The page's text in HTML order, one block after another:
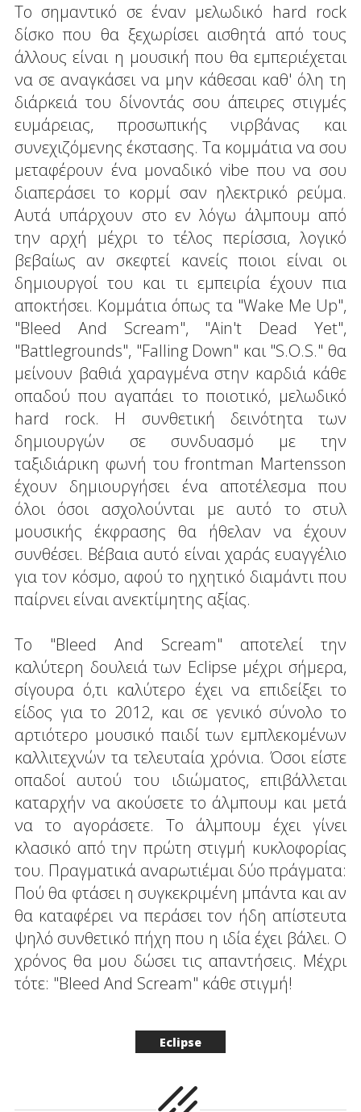
Το σημαντικό σε έναν μελωδικό hard rock
δίσκο που θα ξεχωρίσει αισθητά από τους
άλλους είναι η μουσική που θα εμπεριέχεται
να σε αναγκάσει να μην κάθεσαι καθ' όλη τη
διάρκειά του δίνοντάς σου άπειρες στιγμές
ευμάρειας, προσωπικής νιρβάνας και
συνεχιζόμενης έκστασης. Τα κομμάτια να σου
μεταφέρουν ένα μοναδικό vibe που να σου
διαπεράσει το κορμί σαν ηλεκτρικό ρεύμα.
Αυτά υπάρχουν στο εν λόγω άλμπουμ από
την αρχή μέχρι το τέλος περίσσια, λογικό
βεβαίως αν σκεφτεί κανείς ποιοι είναι οι
δημιουργοί του και τι εμπειρία έχουν πια
αποκτήσει. Κομμάτια όπως τα "Wake Me Up",
"Bleed And Scream", "Ain't Dead Yet",
"Battlegrounds", "Falling Down" και "S.O.S." θα
μείνουν βαθιά χαραγμένα στην καρδιά κάθε
οπαδού που αγαπάει το ποιοτικό, μελωδικό
hard rock. Η συνθετική δεινότητα των
δημιουργών σε συνδυασμό με την
ταξιδιάρικη φωνή του frontman Martensson
έχουν δημιουργήσει ένα αποτέλεσμα που
όλοι όσοι ασχολούνται με αυτό το στυλ
μουσικής έκφρασης θα ήθελαν να έχουν
συνθέσει. Βέβαια αυτό είναι χαράς ευαγγέλιο
για τον κόσμο, αφού το ηχητικό διαμάντι που
παίρνει είναι ανεκτίμητης αξίας.
Το "Bleed And Scream" αποτελεί την
καλύτερη δουλειά των Eclipse μέχρι σήμερα,
σίγουρα ό,τι καλύτερο έχει να επιδείξει το
είδος για το 2012, και σε γενικό σύνολο το
αρτιότερο μουσικό παιδί των εμπλεκομένων
καλλιτεχνών τα τελευταία χρόνια. Όσοι είστε
οπαδοί αυτού του ιδιώματος, επιβάλλεται
καταρχήν να ακούσετε το άλμπουμ και μετά
να το αγοράσετε. Το άλμπουμ έχει γίνει
κλασικό από την πρώτη στιγμή κυκλοφορίας
του. Πραγματικά αναρωτιέμαι δύο πράγματα:
Πού θα φτάσει η συγκεκριμένη μπάντα και αν
θα καταφέρει να περάσει τον ήδη απίστευτα
ψηλό συνθετικό πήχη που η ιδία έχει βάλει. Ο
χρόνος θα μου δώσει τις απαντήσεις. Μέχρι
τότε: "Bleed And Scream" κάθε στιγμή!
Eclipse